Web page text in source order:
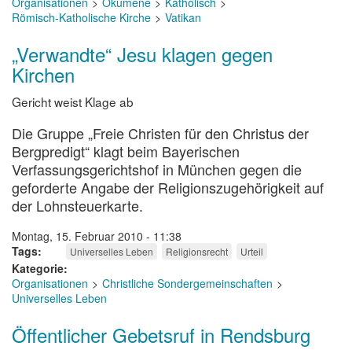
Römisch-Katholische Kirche
Vatikan
„Verwandte“ Jesu klagen gegen
Kirchen
Gericht weist Klage ab
Die Gruppe „Freie Christen für den Christus der
Bergpredigt“ klagt beim Bayerischen
Verfassungsgerichtshof in München gegen die
geforderte Angabe der Religionszugehörigkeit auf
der Lohnsteuerkarte.
Montag, 15. Februar 2010 - 11:38
Tags
Universelles Leben Religionsrecht Urteil
Kategorie
Organisationen
Christliche Sondergemeinschaften
Universelles Leben
Öffentlicher Gebetsruf in Rendsburg